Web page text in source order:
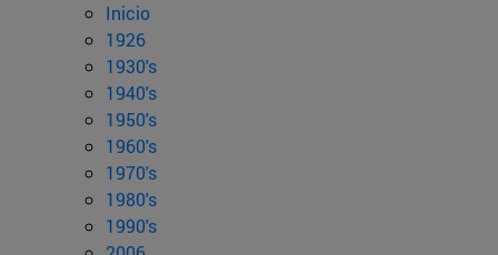
Inicio
1926
1930's
1940's
1950's
1960's
1970's
1980's
1990's